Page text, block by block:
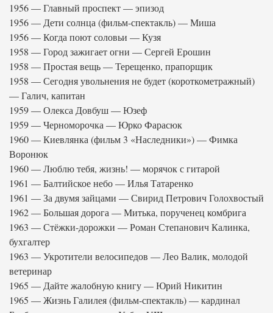
1956 — Главный проспект — эпизод
1956 — Дети солнца (фильм-спектакль) — Миша
1956 — Когда поют соловьи — Кузя
1958 — Город зажигает огни — Сергей Ерошин
1958 — Простая вещь — Терещенко, прапорщик
1958 — Сегодня увольнения не будет (короткометражный)
— Галич, капитан
1959 — Олекса Довбуш — Юзеф
1959 — Черноморочка — Юрко Фарасюк
1960 — Киевлянка (фильм 3 «Наследники») — Фимка
Воронюк
1960 — Люблю тебя, жизнь! — морячок с гитарой
1961 — Балтийское небо — Илья Татаренко
1961 — За двумя зайцами — Свирид Петрович Голохвостый
1962 — Большая дорога — Митька, порученец комбрига
1963 — Стёжки-дорожки — Роман Степанович Калинка,
бухгалтер
1963 — Укротители велосипедов — Лео Валик, молодой
ветеринар
1965 — Дайте жалобную книгу — Юрий Никитин
1965 — Жизнь Галилея (фильм-спектакль) — кардинал